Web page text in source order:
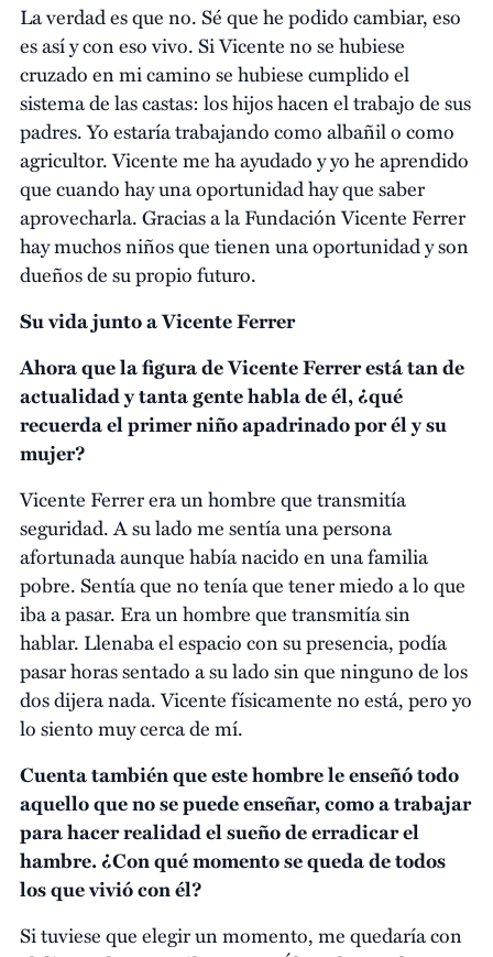
La verdad es que no. Sé que he podido cambiar, eso
es así y con eso vivo. Si Vicente no se hubiese
cruzado en mi camino se hubiese cumplido el
sistema de las castas: los hijos hacen el trabajo de sus
padres. Yo estaría trabajando como albañil o como
agricultor. Vicente me ha ayudado y yo he aprendido
que cuando hay una oportunidad hay que saber
aprovecharla. Gracias a la Fundación Vicente Ferrer
hay muchos niños que tienen una oportunidad y son
dueños de su propio futuro.
Su vida junto a Vicente Ferrer
Ahora que la figura de Vicente Ferrer está tan de
actualidad y tanta gente habla de él, ¿qué
recuerda el primer niño apadrinado por él y su
mujer?
Vicente Ferrer era un hombre que transmitía
seguridad. A su lado me sentía una persona
afortunada aunque había nacido en una familia
pobre. Sentía que no tenía que tener miedo a lo que
iba a pasar. Era un hombre que transmitía sin
hablar. Llenaba el espacio con su presencia, podía
pasar horas sentado a su lado sin que ninguno de los
dos dijera nada. Vicente físicamente no está, pero yo
lo siento muy cerca de mí.
Cuenta también que este hombre le enseñó todo
aquello que no se puede enseñar, como a trabajar
para hacer realidad el sueño de erradicar el
hambre. ¿Con qué momento se queda de todos
los que vivió con él?
Si tuviese que elegir un momento, me quedaría con